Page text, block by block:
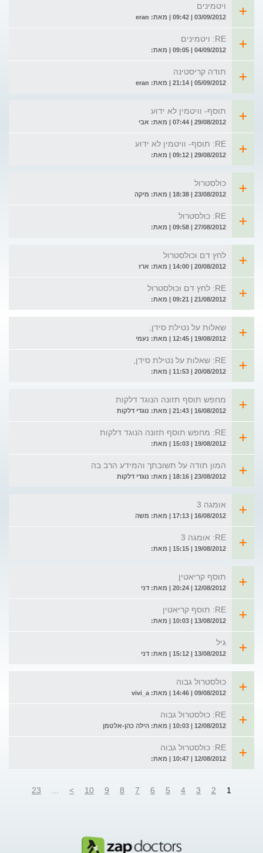
ויטמינים
03/09/2012 | 09:42 | מאת: eran
RE: ויטמינים
04/09/2012 | 09:05 | מאת:
תודה קריסטינה
05/09/2012 | 21:14 | מאת: eran
תוסף- וויטמין לא ידוע
29/08/2012 | 07:44 | מאת: אבי
RE: תוסף- וויטמין לא ידוע
29/08/2012 | 09:12 | מאת:
כולסטרול
23/08/2012 | 18:38 | מאת: מיקה
RE: כולסטרול
27/08/2012 | 09:58 | מאת:
לחץ דם וכולסטרול
20/08/2012 | 14:00 | מאת: ארז
RE: לחץ דם וכולסטרול
21/08/2012 | 09:21 | מאת:
שאלות על נטילת סידן,
19/08/2012 | 12:45 | מאת: נעמי
RE: שאלות על נטילת סידן,
20/08/2012 | 11:53 | מאת:
מחפש תוסף תזונה הנוגד דלקות
16/08/2012 | 21:43 | מאת: נוגדי דלקות
RE: מחפש תוסף תזונה הנוגד דלקות
19/08/2012 | 15:03 | מאת:
המון תודה על תשובתך והמידע הרב בה
23/08/2012 | 18:16 | מאת: נוגדי דלקות
אומגה 3
16/08/2012 | 17:13 | מאת: משה
RE: אומגה 3
19/08/2012 | 15:15 | מאת:
תוסף קריאטין
12/08/2012 | 20:24 | מאת: דני
RE: תוסף קריאטין
13/08/2012 | 10:03 | מאת:
גיל
13/08/2012 | 15:12 | מאת: דני
כולסטרול גבוה
09/08/2012 | 14:46 | מאת: vivi_a
RE: כולסטרול גבוה
12/08/2012 | 10:03 | מאת: הילה כהן-אלטמן
RE: כולסטרול גבוה
12/08/2012 | 10:47 | מאת:
1
2
3
4
5
6
7
8
9
10
>
23